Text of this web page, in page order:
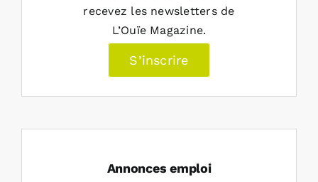
recevez les newsletters de
L’Ouïe Magazine.
S’inscrire
Annonces emploi